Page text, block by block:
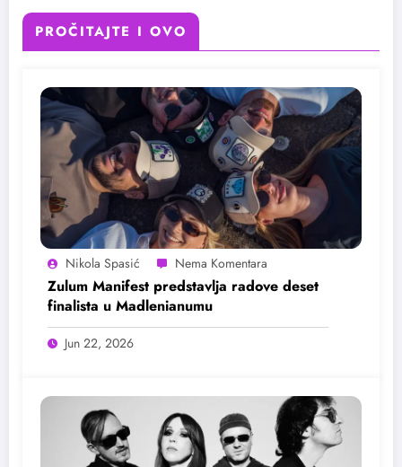
PROČITAJTE I OVO
Nikola Spasić
Zulum Manifest predstavlja radove deset
finalista u Madlenianumu
Jun 22, 2026